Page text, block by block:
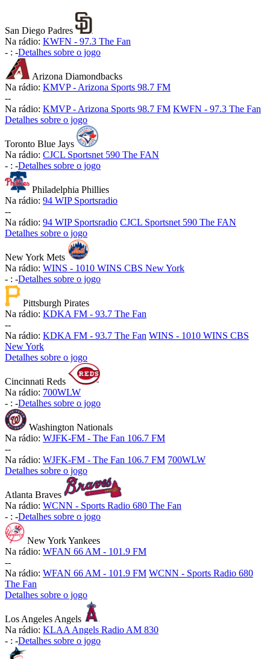
San Diego Padres
Na rádio: KWFN - 97.3 The Fan
- : -Detalhes sobre o jogo
Arizona Diamondbacks
Na rádio: KMVP - Arizona Sports 98.7 FM
--
Na rádio: KMVP - Arizona Sports 98.7 FM KWFN - 97.3 The Fan
Detalhes sobre o jogo
Toronto Blue Jays
Na rádio: CJCL Sportsnet 590 The FAN
- : -Detalhes sobre o jogo
Philadelphia Phillies
Na rádio: 94 WIP Sportsradio
--
Na rádio: 94 WIP Sportsradio CJCL Sportsnet 590 The FAN
Detalhes sobre o jogo
New York Mets
Na rádio: WINS - 1010 WINS CBS New York
- : -Detalhes sobre o jogo
Pittsburgh Pirates
Na rádio: KDKA FM - 93.7 The Fan
--
Na rádio: KDKA FM - 93.7 The Fan WINS - 1010 WINS CBS
New York
Detalhes sobre o jogo
Cincinnati Reds
Na rádio: 700WLW
- : -Detalhes sobre o jogo
Washington Nationals
Na rádio: WJFK-FM - The Fan 106.7 FM
--
Na rádio: WJFK-FM - The Fan 106.7 FM 700WLW
Detalhes sobre o jogo
Atlanta Braves
Na rádio: WCNN - Sports Radio 680 The Fan
- : -Detalhes sobre o jogo
New York Yankees
Na rádio: WFAN 66 AM - 101.9 FM
--
Na rádio: WFAN 66 AM - 101.9 FM WCNN - Sports Radio 680
The Fan
Detalhes sobre o jogo
Los Angeles Angels
Na rádio: KLAA Angels Radio AM 830
- : -Detalhes sobre o jogo